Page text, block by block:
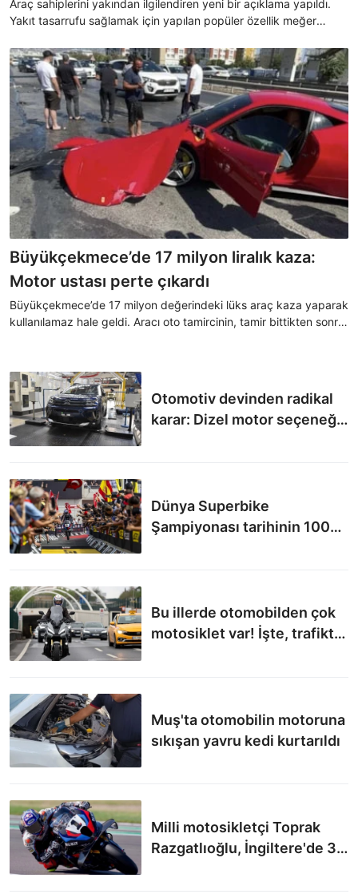
Araç sahiplerini yakından ilgilendiren yeni bir açıklama yapıldı.
Yakıt tasarrufu sağlamak için yapılan popüler özellik meğer
Büyükçekmece’de 17 milyon liralık kaza:
Motor ustası perte çıkardı
Büyükçekmece’de 17 milyon değerindeki lüks araç kaza yaparak
kullanılamaz hale geldi. Aracı oto tamircinin, tamir bittikten sonra
kendisinin satın alacağını söyledi.
Otomotiv devinden radikal
karar: Dizel motor seçeneği
Dünya Superbike
Şampiyonası tarihinin 1000.
Bu illerde otomobilden çok
motosiklet var! İşte, trafikte
Muş'ta otomobilin motoruna
sıkışan yavru kedi kurtarıldı
Milli motosikletçi Toprak
Razgatlıoğlu, İngiltere'de 3